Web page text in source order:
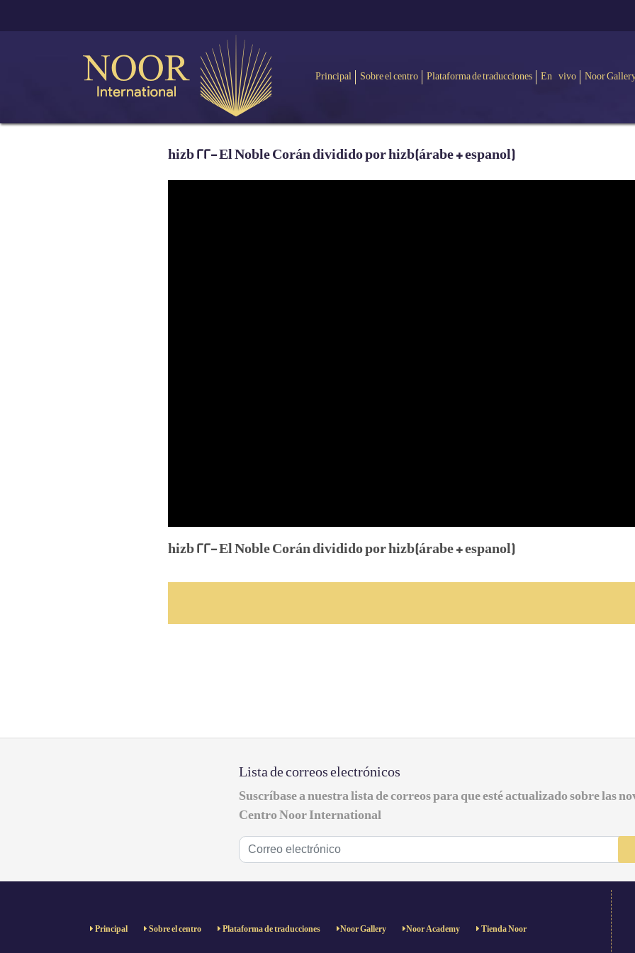
Principal Sobre el centro Plataforma de traducciones En vivo Noor
hizb 22- El Noble Corán dividido por hizb(árabe + espanol)
hizb 22- El Noble Corán dividido por hizb(árabe + espanol)
Lista de correos electrónicos
Suscríbase a nuestra lista de correos para que esté actualizado sobre las
Centro Noor International
Principal Sobre el centro Plataforma de traducciones Noor Gallery Noor Academy Tienda Noor